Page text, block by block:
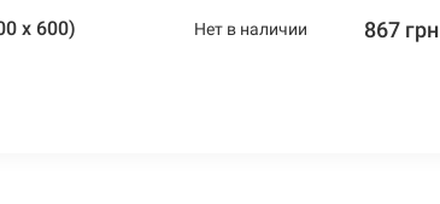
x 600) Нет в наличии 867 грн